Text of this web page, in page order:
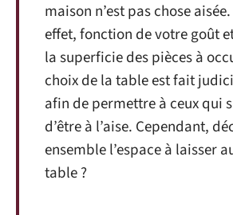
maison n’est pas chose
effet, fonction de votre goût
la superficie des pièces à
choix de la table est fait
afin de permettre à ceux qui
d’être à l’aise. Cependant,
ensemble l’espace à laisser
table ?